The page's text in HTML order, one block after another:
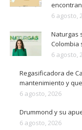
6 agosto,
Naturgas
Colombia
6 agosto,
Regasificadora de
mantenimiento y
6 agosto, 2026
Drummond y su
6 agosto, 2026